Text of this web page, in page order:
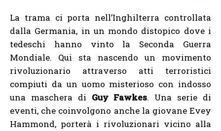
La trama ci porta nell’Inghilterra controllata
dalla Germania, in un mondo distopico dove i
tedeschi hanno vinto la Seconda Guerra
Mondiale. Qui sta nascendo un movimento
rivoluzionario attraverso atti terroristici
compiuti da un uomo misterioso con indosso
una maschera di Guy Fawkes. Una serie di
eventi, che coinvolgono anche la giovane Evey
Hammond, porterà i rivoluzionari vicino alla